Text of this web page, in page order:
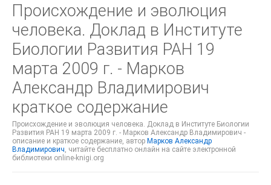
Происхождение и эволюция
человека. Доклад в Институте
Биологии Развития РАН 19
марта 2009 г. - Марков
Александр Владимирович
краткое содержание
Происхождение и эволюция человека. Доклад в Институте Биологии
Развития РАН 19 марта 2009 г. - Марков Александр Владимирович -
описание и краткое содержание, автор Марков Александр
Владимирович , читайте бесплатно онлайн на сайте электронной
библиотеки online-knigi.org